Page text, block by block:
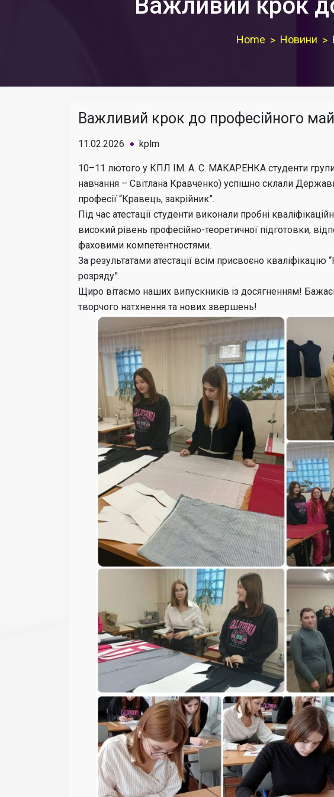
Важливий крок
Home Новини
Важливий крок до професійного
11.02.2026 kplm
10–11 лютого у КПЛ ІМ. А. С. МАКАРЕНКА студенти
навчання – Світлана Кравченко) успішно склали
професії “Кравець, закрійник”.
Під час атестації студенти виконали пробні
високий рівень професійно-теоретичної підготовки,
фаховими компетентностями.
За результатами атестації всім присвоєно
розряду”.
Щиро вітаємо наших випускників із досягненням!
творчого натхнення та нових звершень!